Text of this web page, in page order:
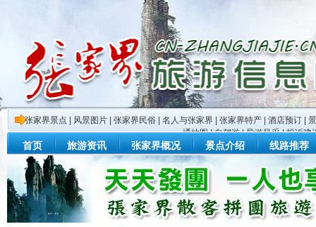
张家界景点 风景图片 张家界民俗 名人与张家界 张家界特产 酒店预订
通地图|自驾游|导游风采|投诉建
首页 旅游资讯 张家界概况 景点介绍 线路推荐